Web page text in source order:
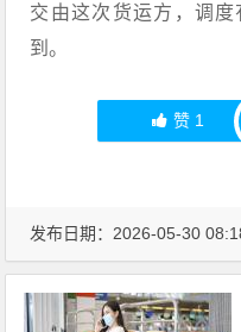
交由这次货运方，调
到。
赞 1
发布日期：2026-05-30